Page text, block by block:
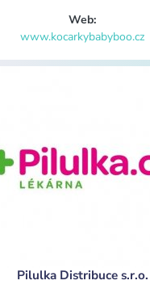
Web:
www.kocarkybabyboo.cz
Pilulka Distribuce s.r.o.